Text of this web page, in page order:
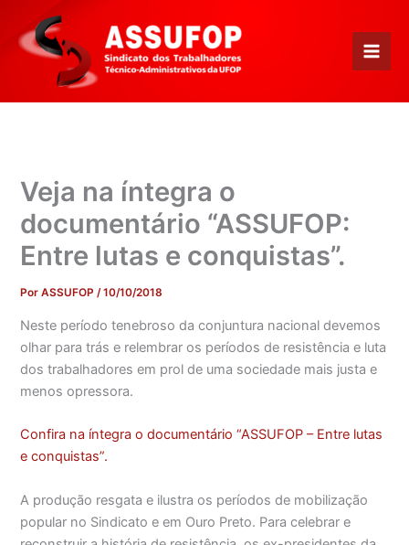
para
conteúdo
Veja na íntegra o
documentário “ASSUFOP:
Entre lutas e conquistas”.
PorASSUFOP/10/10/2018
Neste período tenebroso da conjuntura nacional devemos
olhar para trás e relembrar os períodos de resistência e luta
dos trabalhadores em prol de uma sociedade mais justa e
menos opressora.
Confira na íntegra o documentário “ASSUFOP – Entre lutas
e conquistas”.
A produção resgata e ilustra os períodos de mobilização
popular no Sindicato e em Ouro Preto. Para celebrar e